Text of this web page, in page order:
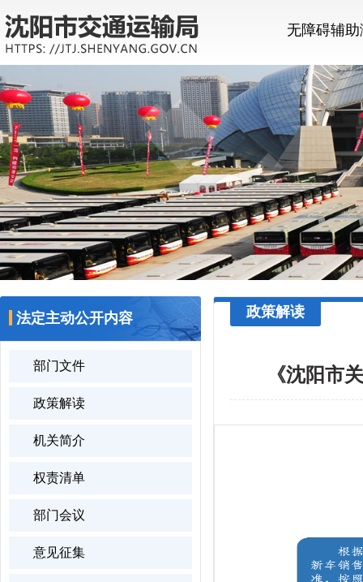
无障碍辅
法定主动公开内容
部门文件
政策解读
机关简介
权责清单
部门会议
意见征集
政策解读
《沈阳市